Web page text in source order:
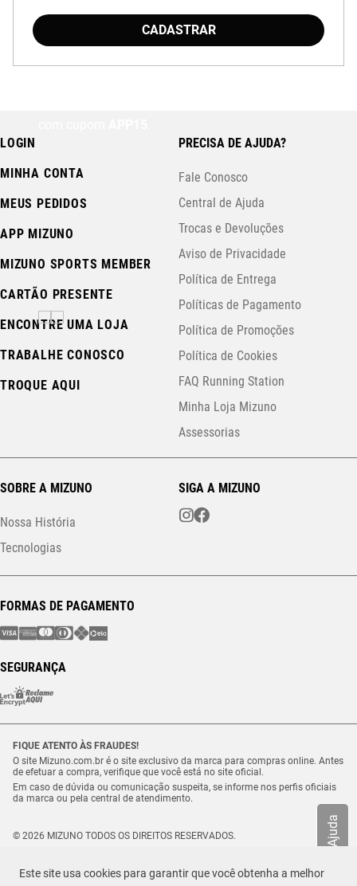
Este site usa cookies para garantir que você obtenha a melhor
Ajuda
CADASTRAR
LOGIN
MINHA CONTA
MEUS PEDIDOS
APP MIZUNO
MIZUNO SPORTS MEMBER
CARTÃO PRESENTE
ENCONTRE UMA LOJA
TRABALHE CONOSCO
TROQUE AQUI
PRECISA DE AJUDA?
Fale Conosco
Central de Ajuda
Trocas e Devoluções
Aviso de Privacidade
Política de Entrega
Políticas de Pagamento
Política de Promoções
Política de Cookies
FAQ Running Station
Minha Loja Mizuno
Assessorias
SOBRE A MIZUNO
Nossa História
Tecnologias
SIGA A MIZUNO
FORMAS DE PAGAMENTO
SEGURANÇA
FIQUE ATENTO ÀS FRAUDES!
O site Mizuno.com.br é o site exclusivo da marca para compras online. Antes
de efetuar a compra, verifique que você está no site oficial.
Em caso de dúvida ou comunicação suspeita, se informe nos perfis oficiais
da marca ou pela central de atendimento.
© 2026 MIZUNO TODOS OS DIREITOS RESERVADOS.
Estrada Municipal Luiz Lopes Neto, n.º 21 – Tenentes – CEP. 37.640-000 –